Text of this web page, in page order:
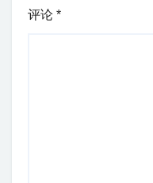
评论 *